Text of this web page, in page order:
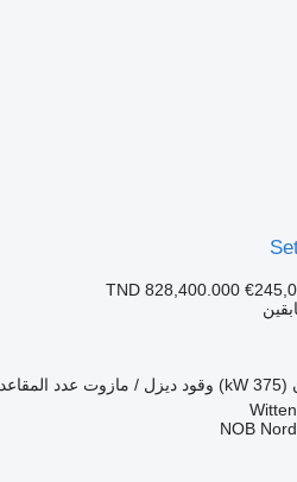
TND 828,400.000
وقود ديزل / مازوت عدد المقاعد
NOB